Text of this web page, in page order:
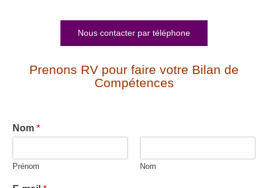
Nous contacter par téléphone
Prenons RV pour faire votre Bilan de
Compétences
Nom *
Prénom Nom